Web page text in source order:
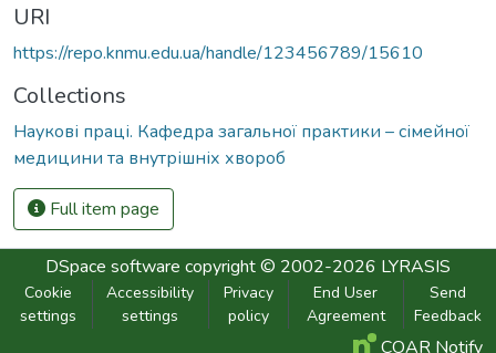
URI
https://repo.knmu.edu.ua/handle/123456789/15610
Collections
Наукові праці. Кафедра загальної практики – сімейної
медицини та внутрішніх хвороб
Full item page
DSpace software copyright © 2002-2026 LYRASIS
Cookie
settings
Accessibility
settings
Privacy
policy
End User
Agreement
Send
Feedback
COAR Notify